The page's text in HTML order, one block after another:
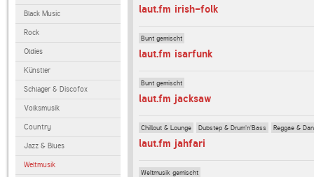
Black Music
Rock
Oldies
Künstler
Schlager & Discofox
Volksmusik
Country
Jazz & Blues
Weltmusik
laut.fm irish-folk
Bunt gemischt
laut.fm isarfunk
Bunt gemischt
laut.fm jacksaw
Chillout & Lounge Dubstep & Drum'n'Bass Reggae &
laut.fm jahfari
Weltmusik gemischt